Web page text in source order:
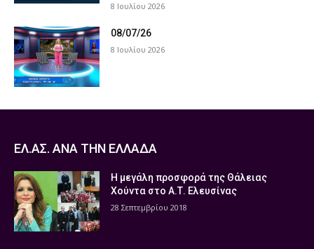
8 Ιουλίου 2026
08/07/26
8 Ιουλίου 2026
ΕΛ.ΑΣ. ΑΝΑ ΤΗΝ ΕΛΛΑΔΑ
Η μεγάλη προσφορά της Θάλειας
Χούντα στο Α.Τ. Ελευσίνας
28 Σεπτεμβρίου 2018